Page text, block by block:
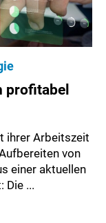
profitabel
ihrer Arbeitszeit
von
einer aktuellen
Die ...